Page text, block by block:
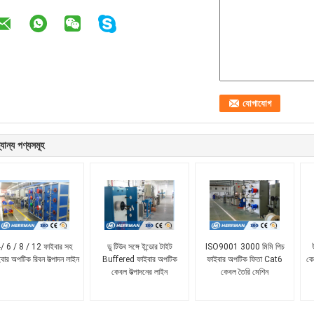
পণ্যসমূহ
6 / 8 / 12 ফাইবার সহ
অপটিক রিবন উত্পাদন লাইন
ডু টিউব সঙ্গে ইন্ডোর টাইট
Buffered ফাইবার অপটিক
কেবল উত্পাদনের লাইন
ISO9001 3000 মিমি পিচ
ফাইবার অপটিক ফিতা Cat6
কেবল তৈরি মেশিন